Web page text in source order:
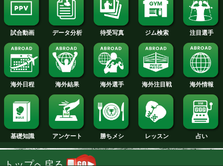
2013年
2012年
2011年
2010年